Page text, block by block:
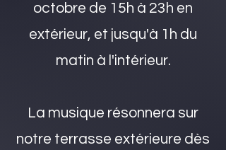
octobre de 15h à 23h en
extérieur, et jusqu'à 1h du
matin à l'intérieur.
La musique résonnera sur
notre terrasse extérieure dès